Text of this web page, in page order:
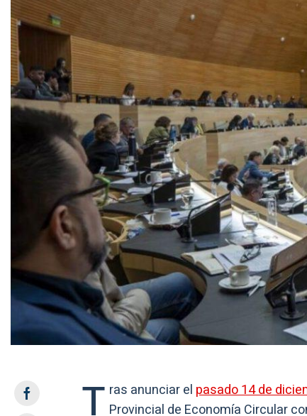
T ras anunciar el pasado 14 de
Provincial de Economía Circular